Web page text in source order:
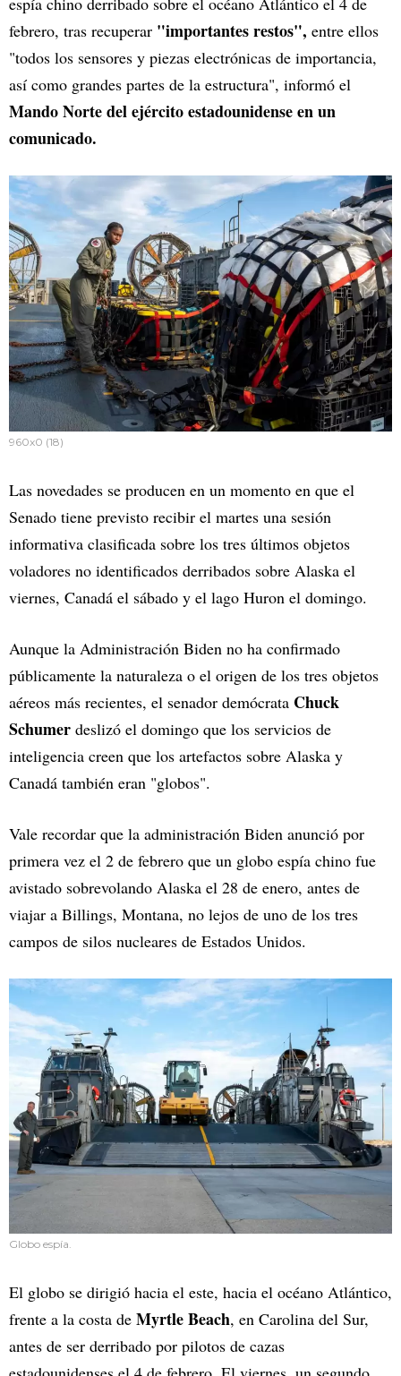
febrero, tras recuperar "importantes restos", entre ellos
"todos los sensores y piezas electrónicas de importancia,
así como grandes partes de la estructura", informó el
Mando Norte del ejército estadounidense en un
comunicado.
960x0 (18)
Las novedades se producen en un momento en que el
Senado tiene previsto recibir el martes una sesión
informativa clasificada sobre los tres últimos objetos
voladores no identificados derribados sobre Alaska el
viernes, Canadá el sábado y el lago Huron el domingo.
Aunque la Administración Biden no ha confirmado
públicamente la naturaleza o el origen de los tres objetos
aéreos más recientes, el senador demócrata Chuck
Schumer deslizó el domingo que los servicios de
inteligencia creen que los artefactos sobre Alaska y
Canadá también eran "globos".
Vale recordar que la administración Biden anunció por
primera vez el 2 de febrero que un globo espía chino fue
avistado sobrevolando Alaska el 28 de enero, antes de
viajar a Billings, Montana, no lejos de uno de los tres
campos de silos nucleares de Estados Unidos.
Globo espía.
El globo se dirigió hacia el este, hacia el océano Atlántico,
frente a la costa de Myrtle Beach, en Carolina del Sur,
antes de ser derribado por pilotos de cazas